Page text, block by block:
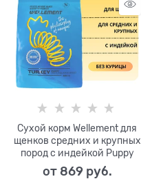
Сухой корм Wellement для
щенков средних и крупных
пород с индейкой Puppy
Medium&Large Breed Turkey
от 869 руб.